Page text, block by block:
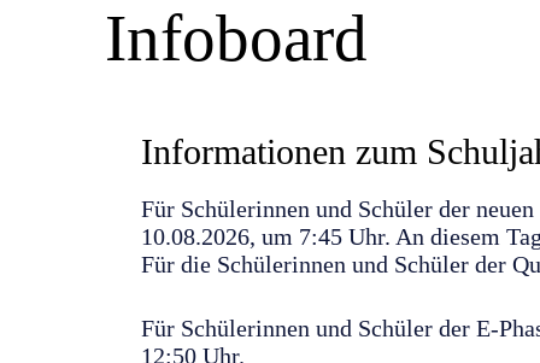
Infoboard
Informationen zum
Für Schülerinnen und Schüler der
10.08.2026, um 7:45 Uhr. An diesem
Für die Schülerinnen und Schüler der
Für Schülerinnen und Schüler der E-
12:50 Uhr.